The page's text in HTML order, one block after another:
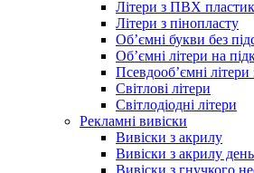
Літери з ПВХ
Літери з пінопласту
Об’ємні букви без
Об’ємні літери на
Псевдооб’ємні літери
Світлові літери
Світлодіодні літери
Рекламні вивіски
Вивіски з акрилу
Вивіски з акрилу
Вивіски з гнучкого